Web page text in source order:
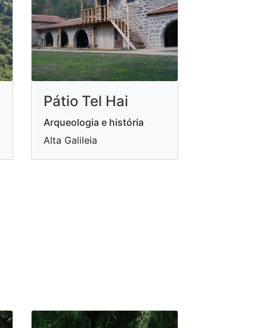
Pátio Tel Hai
Arqueologia e história
Alta Galileia